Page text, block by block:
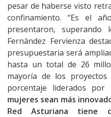
pesar de haberse visto
confinamiento. “Es el
presentaron, superando
Fernández Fervienza
presupuestaria será
hasta un total de 26
mayoría de los
porcentaje liderados por
mujeres sean más
Red Asturiana tiene